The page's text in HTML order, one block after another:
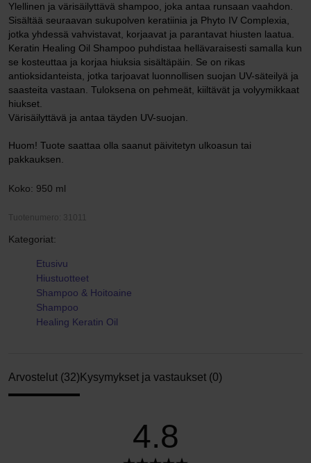
Ylellinen ja värisäilyttävä shampoo, joka antaa runsaan vaahdon.
Sisältää seuraavan sukupolven keratiinia ja Phyto IV Complexia,
jotka yhdessä vahvistavat, korjaavat ja parantavat hiusten laatua.
Keratin Healing Oil Shampoo puhdistaa hellävaraisesti samalla kun
se kosteuttaa ja korjaa hiuksia sisältäpäin. Se on rikas
antioksidanteista, jotka tarjoavat luonnollisen suojan UV-säteilyä ja
saasteita vastaan. Tuloksena on pehmeät, kiiltävät ja volyymikkaat
hiukset.
Värisäilyttävä ja antaa täyden UV-suojan.
Huom! Tuote saattaa olla saanut päivitetyn ulkoasun tai
pakkauksen.
Koko: 950 ml
Tuotenumero: 31011
Kategoriat:
Etusivu
Hiustuotteet
Shampoo & Hoitoaine
Shampoo
Healing Keratin Oil
Arvostelut (32) Kysymykset ja vastaukset (0)
4.8